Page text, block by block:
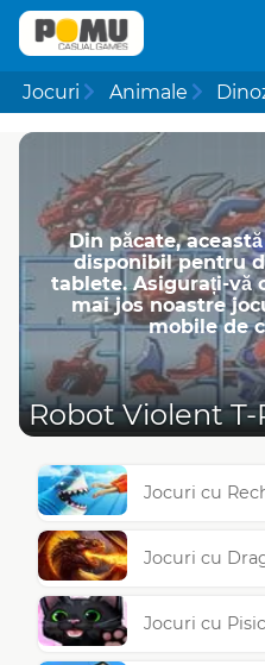
Jocuri Animale
Din păcate,
disponibil pentru
tablete. Asigurați-vă
mai jos noastre
mobile de
Robot Violent T-
Jocuri cu
Jocuri cu
Jocuri cu